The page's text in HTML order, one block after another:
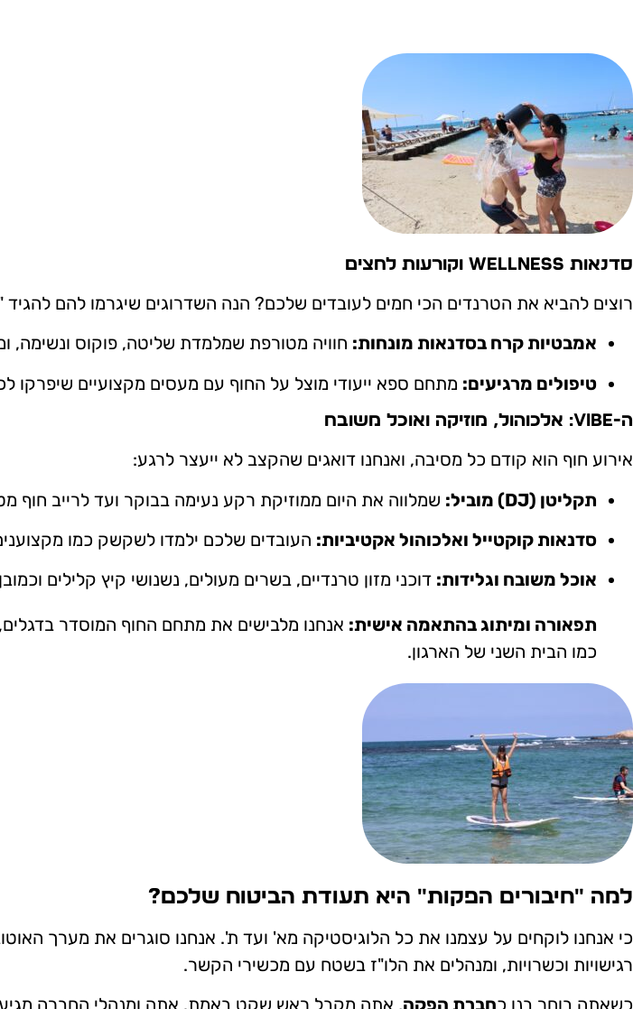
סדנאות Wellness וקורעות לחצים
רוצים להביא את הטרנדים הכי חמים לעובדים שלכם? הנה השדרוגים שיגרמו להם להגיד
אמבטיות קרח בסדנאות מונחות: חוויה מטורפת שמלמדת שליטה, פוקוס ונשימה,
טיפולים מרגיעים: מתחם ספא ייעודי מוצל על החוף עם מעסים מקצועיים
ה-Vibe: אלכוהול, מוזיקה ואוכל משובח
אירוע חוף הוא קודם כל מסיבה, ואנחנו דואגים שהקצב לא ייעצר לרגע:
תקליטן (DJ) מוביל:
שמלווה את היום ממוזיקת רקע נעימה בבוקר ועד לרייב חוף
סדנאות קוקטייל ואלכוהול אקטיביות: העובדים שלכם ילמדו לשקשק כמו
אוכל משובח וגלידות: דוכני מזון טרנדיים, בשרים מעולים, נשנושי קיץ קלילים
תפאורה ומיתוג בהתאמה אישית: אנחנו מלבישים את מתחם החוף המוסדר
כמו הבית השני של הארגון.
למה "חיבורים הפקות" היא תעודת הביטוח שלכם?
כי אנחנו לוקחים על עצמנו את כל הלוגיסטיקה מא' ועד ת'. אנחנו סוגרים את מערך
רגישויות וכשרויות, ומנהלים את הלו"ז בשטח עם מכשירי הקשר.
כשאתה בוחר בנו כחברת הפקה, אתה מקבל ראש שקט באמת. אתה ומנהלי החברה